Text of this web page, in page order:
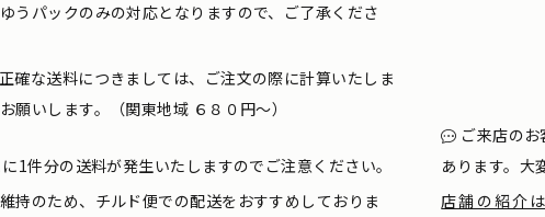
うパックのみの対応となりますので、ご了承くださ
確な送料につきましては、ご注文の際に計算いたしま
願いします。（関東地域 ６８０円〜）
1件分の送料が発生いたしますのでご注意ください。
持のため、チルド便での配送をおすすめしておりま
ご来店の
あります。大
店舗の紹介